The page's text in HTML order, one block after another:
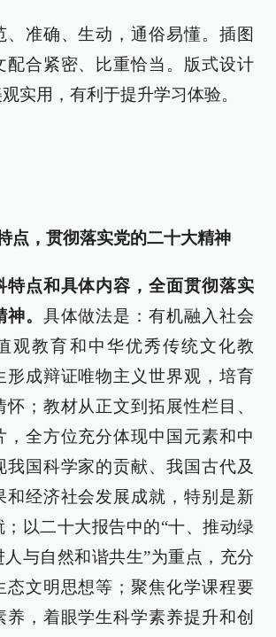
、准确、生动，通俗易懂。插图
配合紧密、比重恰当。版式设计
实用，有利于提升学习体验。
点，贯彻落实党的二十大精神
特点和具体内容，全面贯彻落实
。 具体做法是：有机融入社会
观教育和中华优秀传统文化教
形成辩证唯物主义世界观，培育
；教材从正文到拓展性栏目、
，全方位充分体现中国元素和中
我国科学家的贡献、我国古代及
和经济社会发展成就，特别是新
；以二十大报告中的“十、推动绿
与自然和谐共生”为重点，充分
态文明思想等；聚焦化学课程要
养，着眼学生科学素养提升和创